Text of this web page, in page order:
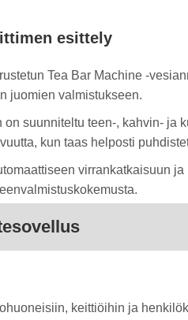
esittely
Tea Bar Machine -
juomien valmistukseen.
on suunniteltu teen-, kahvin- ja
kun taas helposti
virrankatkaisuun
keittiöihin ja